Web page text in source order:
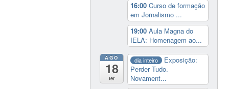
16:00Curso de formação
em Jornalismo ...
19:00Aula Magna do
IELA: Homenagem ao...
AGO
18
ter
dia inteiro
Exposição:
Perder Tudo.
Novament...